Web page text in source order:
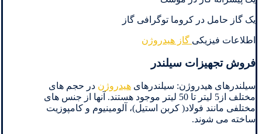
یک گاز حامل در کروما توگرافی گاز
اطلاعات فیزیکی گاز هیدروژن
فروش تجهیزات سیلندر
سیلندرهای هیدروژن: سیلندرهای هیدروژن در حجم های
مختلف از5 لیتر تا 50 لیتر موجود هستند. آنها از جنس های
مختلفی مانند فولاد( کربن استیل)، آلومینیوم و کامپوزیت
ساخته می شوند.